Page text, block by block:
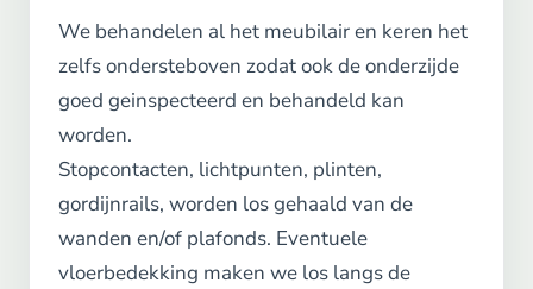
We behandelen al het meubilair en keren het
zelfs ondersteboven zodat ook de onderzijde
goed geinspecteerd en behandeld kan
worden.
Stopcontacten, lichtpunten, plinten,
gordijnrails, worden los gehaald van de
wanden en/of plafonds. Eventuele
vloerbedekking maken we los langs de